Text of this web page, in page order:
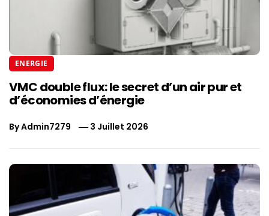
ENERGIE
VMC double flux: le secret d’un air pur et
d’économies d’énergie
ByAdmin7279 3 Juillet 2026